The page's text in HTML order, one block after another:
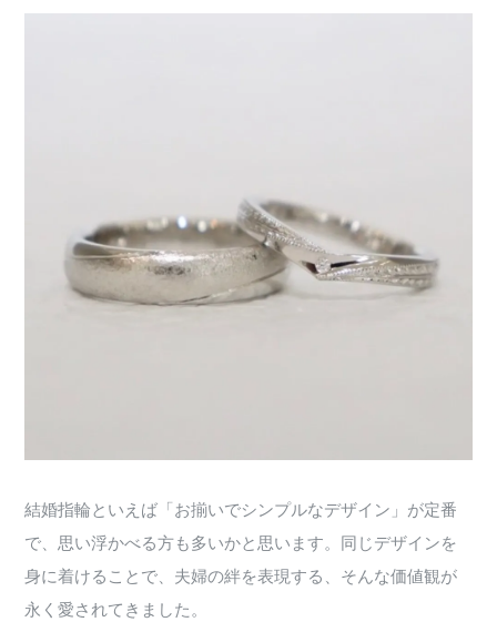
結婚指輪といえば「お揃いでシンプルなデザイン」が定番
で、思い浮かべる方も多いかと思います。同じデザインを
身に着けることで、夫婦の絆を表現する、そんな価値観が
永く愛されてきました。